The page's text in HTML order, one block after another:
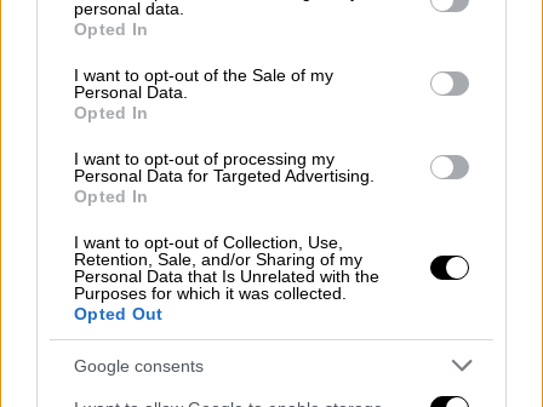
grant or deny consent to Google and its third-party tags to
use your data for below specified purposes in below Google
consent section.
personal data.
Opted In
I want to opt-out of the Sale of my
Personal Data.
Opted In
I want to opt-out of processing my
Personal Data for Targeted Advertising.
Opted In
I want to opt-out of Collection, Use,
Retention, Sale, and/or Sharing of my
Personal Data that Is Unrelated with the
Purposes for which it was collected.
Opted Out
Google consents
Οικονομία|30.05.2025 21:30
Τουρισμός: Ξένα γραφεία στήνουν
σκιώδη δίκτυα στην ελληνική αγορά -
Καταγγελία από τη FedHATTA